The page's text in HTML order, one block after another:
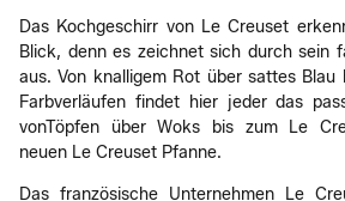
Das Kochgeschirr von Le Creuset
Blick, denn es zeichnet sich durch sein
aus. Von knalligem Rot über sattes Blau
Farbverläufen findet hier jeder das
vonTöpfen über Woks bis zum Le
neuen Le Creuset Pfanne.
Das französische Unternehmen Le